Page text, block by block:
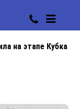
на этапе Кубка